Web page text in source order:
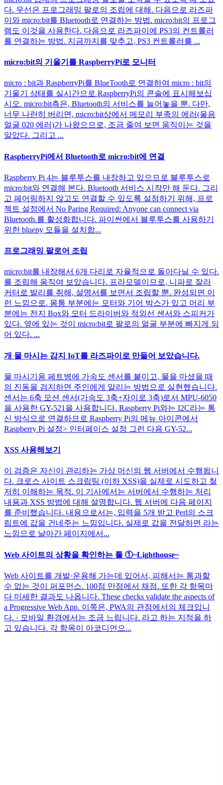
다. 우선은 프로그래밍 팔로의 조립에 대해. 다음으로 라즈파
이와 micro:bit를 Bluetooth로 연결하는 방법. micro:bit의 프로그
램도 이것을 사용한다. 다음으로 라즈파이에 PS3의 컨트롤러
를 연결하는 방법. 지금까지를 맞추고, PS3 컨트롤러를 ...
micro:bit의 기울기를 RaspberryPi로 모니터
micro : bit과 RaspberryPi를 BlueTooth로 연결하여 micro : bit의
기울기 상태를 실시간으로 RaspberryPi의 콘솔에 표시해보십
시오. micro:bit측은, Bluetooth의 서비스를 늘어놓을 뿐. 다만,
너무 나란히 버리면, micro:bit상에서 메모리 부족의 에러(울음
얼굴 020 에러)가 나왔으므로, 조금 줄여 보면 움직이는 것을
알았다. 그리고 ...
RaspberryPi에서 Bluetooth로 micro:bit에 연결
Raspberry Pi 4는 블루투스를 내장하고 있으므로 블루투스로
micro:bit와 연결해 본다. Bluetooth 서비스 시작만 해 둔다. 그리
고 페어링하지 않고도 연결할 수 있도록 설정하기 위해, 프로
젝트 설정에서 No Paring Required: Anyone can connect via
Bluetooth.를 활성화합니다. 파이썬에서 블루투스를 사용하기
위한 bluepy 모듈을 설치합...
프로그래밍 팔로어 조립
micro:bit를 내장해서 6개 다리로 자율적으로 돌아다닐 수 있다.
를 조립해 움직여 보았습니다. 프라모델이므로, 니파로 잘라
커터로 발리를 취해, 설명서를 보면서 조립할 뿐. 완성되면 이
런 느낌으로. 몸통 부분에는 모터와 기어 박스가 있고 머리 부
분에는 전지 Box와 모터 드라이버와 적외선 센서와 스피커가
있다. 옆에 있는 것이 micro:bit로 팔로의 얼굴 부분에 빠지게 되
어 있다. ...
개 물 마시는 감지 IoT를 라즈파이로 만들어 보았습니다.
물 마시기용 페트병에 가속도 센서를 붙이고, 물을 마셨을 때
의 진동을 검지하면 주인에게 알리는 방법으로 실현했습니다.
센서는 6축 모션 센서(가속도 3축+자이로 3축)로서 MPU-6050
을 사용한 GY-521을 사용합니다. Raspberry Pi와는 I2C라는 통
신 방식으로 연결하므로 Raspberry Pi의 메뉴 아이콘에서
Raspberry Pi 설정> 인터페이스 설정 그런 다음 GY-52...
XSS 사용해보기
이 검증은 자신이 관리하는 가상 머신의 웹 서버에서 수행됩니
다. 크로스 사이트 스크립팅 (이하 XSS)을 실제로 시도하고 철
저히 이해하는 목적. 이 기사에서는 서버에서 수행하는 처리
내용과 XSS 방법에 대해 설명합니다. 웹 서버에 다음 페이지
를 준비했습니다. 내용으로서는, 입력을 5개 받고 Perl의 스크
립트에 값을 건네주는 느낌입니다. 실제로 값을 전달하면 라는
느낌으로 날아간 페이지에서...
Web 사이트의 상황을 확인하는 툴 ①~Lighthouse~
Web 사이트를 개발·운용해 가는데 있어서, 피해서는 통과할
수 없는 것이 퍼포먼스. 100점 만점에서 채점. 또한 각 항목마
다 미세한 결과도 나옵니다. These checks validate the aspects of
a Progressive Web App. 이쪽은, PWA의 관점에서의 체크입니
다. · 모바일 환경에서는 조금 느립니다. 라고 하는 지적을 하
고 있습니다. 각 항목이 아코디언으...